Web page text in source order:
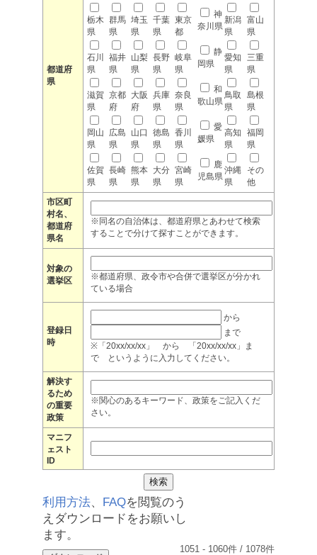
都道府
県
栃木
県
群馬
県
埼玉
県
千葉
県
東京
都
神
奈川県
新潟
県
富山
県
石川
県
福井
県
山梨
県
長野
県
岐阜
県
静
岡県
愛知
県
三重
県
滋賀
県
京都
府
大阪
府
兵庫
県
奈良
県
和
歌山県
鳥取
県
島根
県
岡山
県
広島
県
山口
県
徳島
県
香川
県
愛
媛県
高知
県
福岡
県
佐賀
県
長崎
県
熊本
県
大分
県
宮崎
県
鹿
児島県
沖縄
県
その
他
市区町
村名、
都道府
県名
※同名の自治体は、都道府県とあわせて検索
することで分けて探すことができます。
対象の
選挙区
※都道府県、政令市や合併で選挙区が分かれ
ている場合
登録日
時
から
まで
※「20xx/xx/xx」 から 「20xx/xx/xx」ま
で というように入力してください。
解決す
るため
の重要
政策
※関心のあるキーワード、政策をご記入くだ
さい。
マニフ
ェスト
ID
利用方法、 FAQを閲覧のう
えダウンロードをお願いし
ます。
1051 - 1060件 / 1078件